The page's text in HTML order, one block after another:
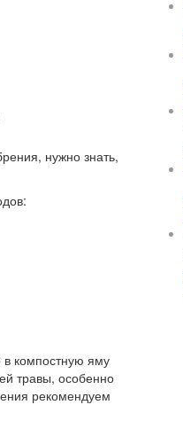
нужно знать,
в компостную яму
травы, особенно
рекомендуем